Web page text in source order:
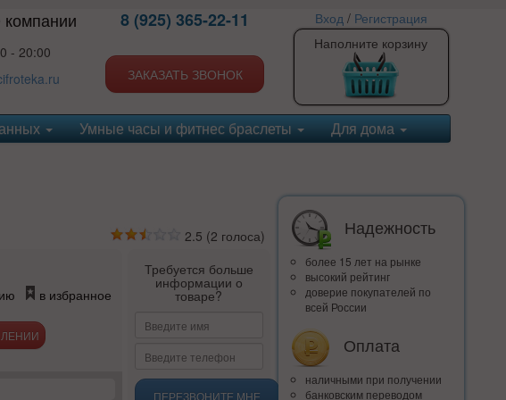
- 20:00
8 (925) 365-22-11
ЗАКАЗАТЬ ЗВОНОК
Вход/ Регистрация
Наполните корзину
Умные часы и фитнес браслеты Для дома
2.5 (2 голоса)
в избранное
Требуется больше
информации о
товаре?
ПЕРЕЗВОНИТЕ МНЕ
Надежность
более 15 лет на рынке
высокий рейтинг
доверие покупателей по
всей России
Оплата
наличными при получении
банковским переводом